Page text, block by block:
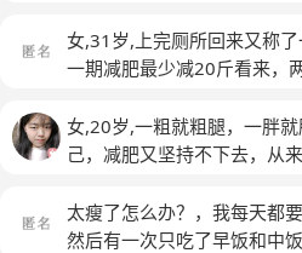
有力量。最近开始加点力量
如今天只做十个推墙俯卧撑
不要节食哦，饿着绝对很难
千万不要相信“少吃多动”，“
体。你把它当做一辈的事来
好好吃，好好动，好好睡。(
太瘦，要那种健康的瘦，我
带点脂肪才好，要不然皮肤
西都是有热量的，改变饮食
在改成肉菜为主，主食少吃
一生的事，吃了高热量也没
再多动动，无论什么运动都
女,31岁,上完厕所回来又称
一期减肥最少减20斤看来，
女,20岁,一粗就粗腿，一胖
己，减肥又坚持不下去，从
太瘦了怎么办？，我每天都
然后有一次只吃了早饭和中